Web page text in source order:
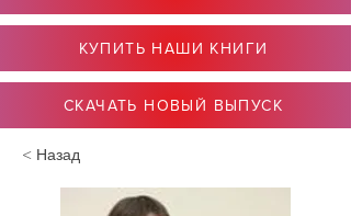
КУПИТЬ НАШИ КНИГИ
СКАЧАТЬ НОВЫЙ ВЫПУСК
< Назад